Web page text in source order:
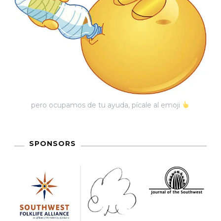
Vino».
Memoria
De
Javier
Limón
pero ocupamos de tu ayuda, pícale al emoji
SPONSORS